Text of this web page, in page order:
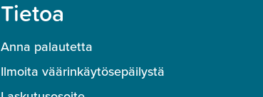
Tietoa
Anna palautetta
Ilmoita väärinkäytösepäilystä